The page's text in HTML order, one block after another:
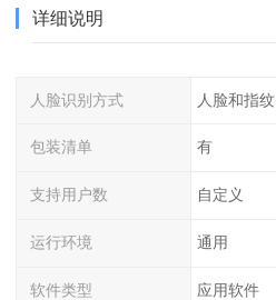
详细说明
人脸识别方式 人脸和指纹
包装清单 有
支持用户数 自定义
运行环境 通用
软件类型 应用软件